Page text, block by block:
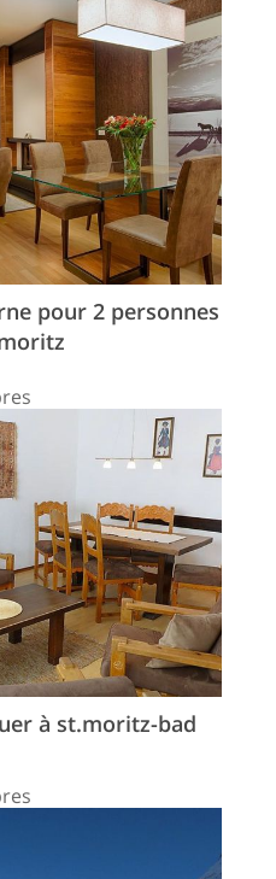
pour 2 personnes
à st.moritz-bad